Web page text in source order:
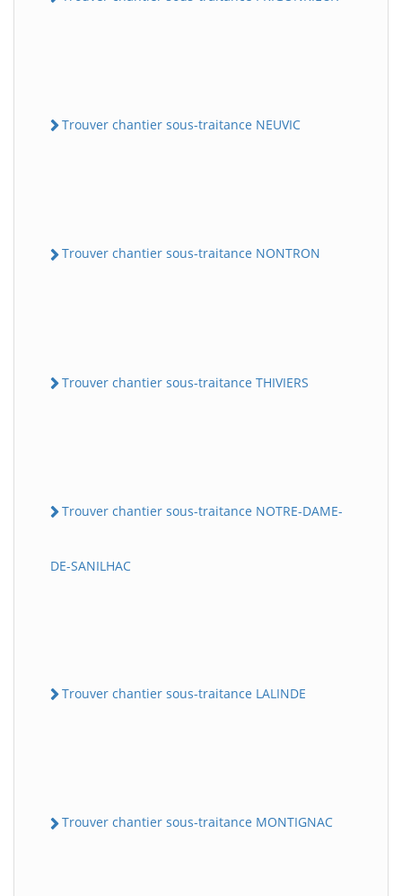
Trouver chantier sous-traitance NEUVIC
Trouver chantier sous-traitance NONTRON
Trouver chantier sous-traitance THIVIERS
Trouver chantier sous-traitance NOTRE-DAME-
DE-SANILHAC
Trouver chantier sous-traitance LALINDE
Trouver chantier sous-traitance MONTIGNAC